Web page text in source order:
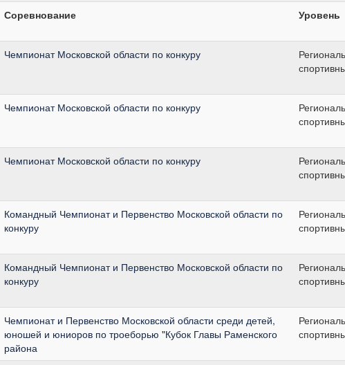
Соревнование Уровень
Чемпионат Московской области по конкуру
Чемпионат Московской области по конкуру
Чемпионат Московской области по конкуру
Командный Чемпионат и Первенство Московской области по
конкуру
Командный Чемпионат и Первенство Московской области по
конкуру
Чемпионат и Первенство Московской области среди детей,
юношей и юниоров по троеборью "Кубок Главы Раменского
района